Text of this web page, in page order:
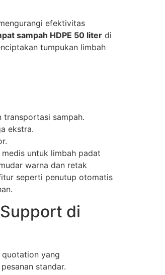
efektivitas
sampah HDPE 50 liter di
tumpukan limbah
transportasi sampah.
ekstra.
untuk limbah padat
warna dan retak
seperti penutup otomatis
di
yang
standar.